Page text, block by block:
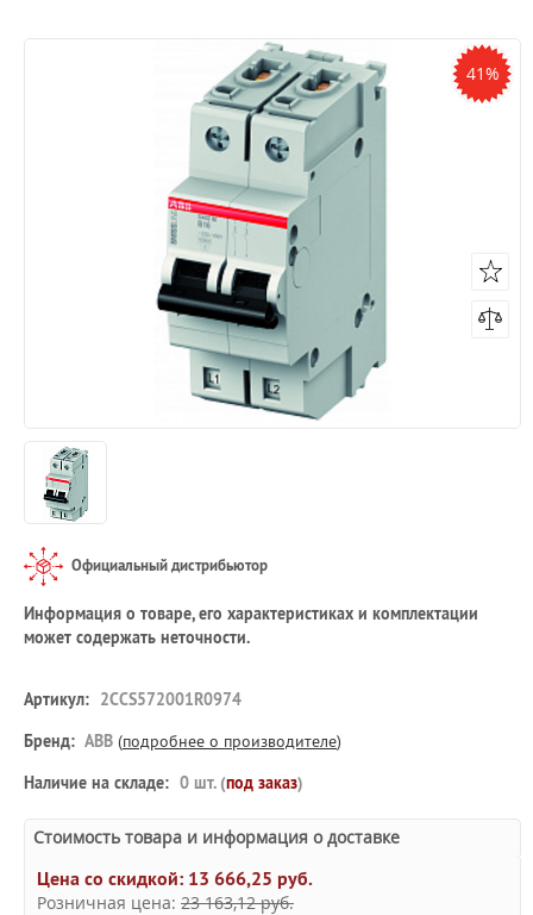
41%
Официальный дистрибьютор
Информация о товаре, его характеристиках и комплектации
может содержать неточности.
Артикул: 2CCS572001R0974
Бренд: ABB (подробнее о производителе)
Наличие на складе: 0 шт. (под заказ)
Стоимость товара и информация о доставке
Цена со скидкой: 13 666,25 руб.
Розничная цена: 23 163,12 руб.